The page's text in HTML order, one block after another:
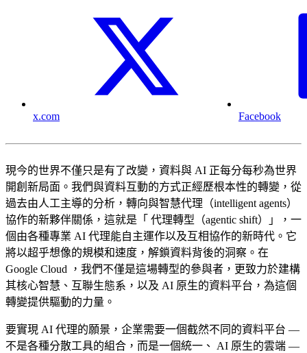
x.com Facebook
現今的世界不僅只是有了改變，資料與 AI 正每分每秒為世界
開創新局面。我們與資料互動的方式正經歷根本性的轉變，從
過去由人工主導的分析，轉向與智慧代理（intelligent agents）
協作的新夥伴關係，這就是「 代理轉型（agentic shift）」，一
個由各種專業 AI 代理能自主運作以及互相協作的新時代。它
將以超乎想像的規模和速度，解鎖資料背後的洞察。在
Google Cloud ，我們不僅是這場轉型的參與者，更致力於建構
其核心智慧、互聯生態系，以及 AI 原生的資料平台，為這個
轉變提供驅動的力量。
要實現 AI 代理的願景，企業需要一個截然不同的資料平台 —
不是各種分散工具的組合，而是一個統一、 AI 原生的雲端 —